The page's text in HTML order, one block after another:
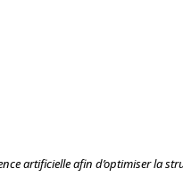
artificielle afin d’optimiser la